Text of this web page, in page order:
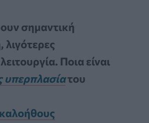
σημαντική
Ποια είναι
υπερπλασίατου